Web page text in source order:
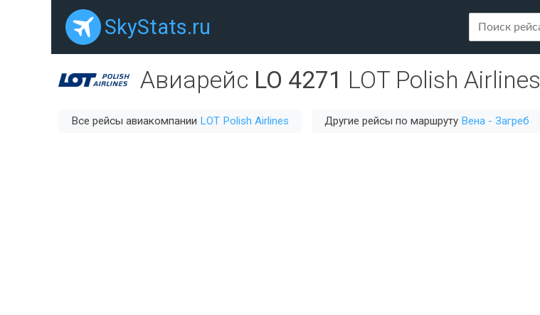
SkyStats.ru
Авиарейс LO 4271 LOT Polish Airlines
Все рейсы авиакомпании LOT Polish Airlines Другие рейсы по маршруту Вена - Загреб